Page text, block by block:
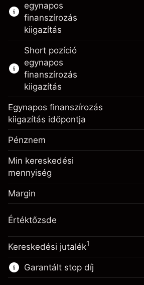
Bővebb információk:
CFD-k
Knock-outok
egynapos
finanszírozás
kiigazítás
Fedezet. A befektetése
Egynapos finanszírozás
kiigazítás
A pozíció teljes értékéből
származó díjak
Ügyletméret tőkeáttétellel ~
Tőkeáttételből származó pénz
Ugrás a platformra
Short pozíció
egynapos
finanszírozás
kiigazítás
Fedezet. A befektetése
Egynapos finanszírozás
kiigazítás
származó díjak
Ügyletméret tőkeáttétellel ~
Tőkeáttételből származó pénz
Egynapos finanszírozás
kiigazítás időpontja
Pénznem
Min kereskedési
mennyiség
Margin
Értéktőzsde
Kereskedési jutalék1
Garantált stop díj